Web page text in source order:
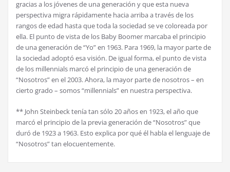
gracias a los jóvenes de una generación y que esta nueva
perspectiva migra rápidamente hacia arriba a través de los
rangos de edad hasta que toda la sociedad se ve coloreada por
ella. El punto de vista de los Baby Boomer marcaba el principio
de una generación de “Yo” en 1963. Para 1969, la mayor parte de
la sociedad adoptó esa visión. De igual forma, el punto de vista
de los millennials marcó el principio de una generación de
“Nosotros” en el 2003. Ahora, la mayor parte de nosotros – en
cierto grado – somos “millennials” en nuestra perspectiva.
** John Steinbeck tenía tan sólo 20 años en 1923, el año que
marcó el principio de la previa generación de “Nosotros” que
duró de 1923 a 1963. Esto explica por qué él habla el lenguaje de
“Nosotros” tan elocuentemente.